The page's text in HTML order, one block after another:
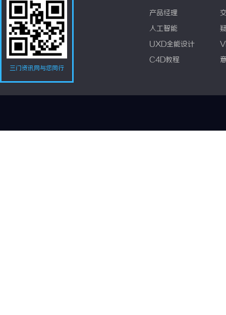
三门资讯网与您同行
产品经理
人工智能
UXD全能设计
C4D教程